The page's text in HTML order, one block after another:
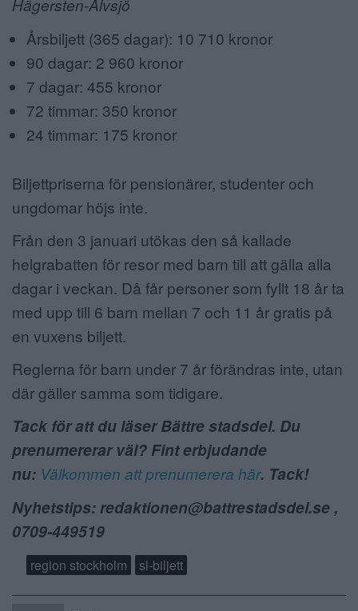
Hägersten-Älvsjö
Årsbiljett (365 dagar): 10 710 kronor
90 dagar: 2 960 kronor
7 dagar: 455 kronor
72 timmar: 350 kronor
24 timmar: 175 kronor
Biljettpriserna för pensionärer, studenter och
ungdomar höjs inte.
Från den 3 januari utökas den så kallade
helgrabatten för resor med barn till att gälla alla
dagar i veckan. Då får personer som fyllt 18 år ta
med upp till 6 barn mellan 7 och 11 år gratis på
en vuxens biljett.
Reglerna för barn under 7 år förändras inte, utan
där gäller samma som tidigare.
Tack för att du läser Bättre stadsdel. Du
prenumererar väl? Fint erbjudande
nu: Välkommen att prenumerera här. Tack!
Nyhetstips: redaktionen@battrestadsdel.se ,
0709-449519
region stockholm sl-biljett